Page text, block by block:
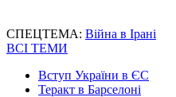
СПЕЦТЕМА: Війна в Ірані
ВСІ ТЕМИ
Вступ України в ЄС
Теракт в Барселоні